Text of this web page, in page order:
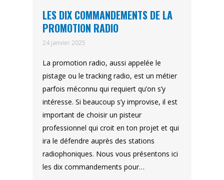
LES DIX COMMANDEMENTS DE LA
PROMOTION RADIO
24 janvier 2025
La promotion radio, aussi appelée le
pistage ou le tracking radio, est un métier
parfois méconnu qui requiert qu’on s’y
intéresse. Si beaucoup s’y improvise, il est
important de choisir un pisteur
professionnel qui croit en ton projet et qui
ira le défendre auprès des stations
radiophoniques. Nous vous présentons ici
les dix commandements pour…